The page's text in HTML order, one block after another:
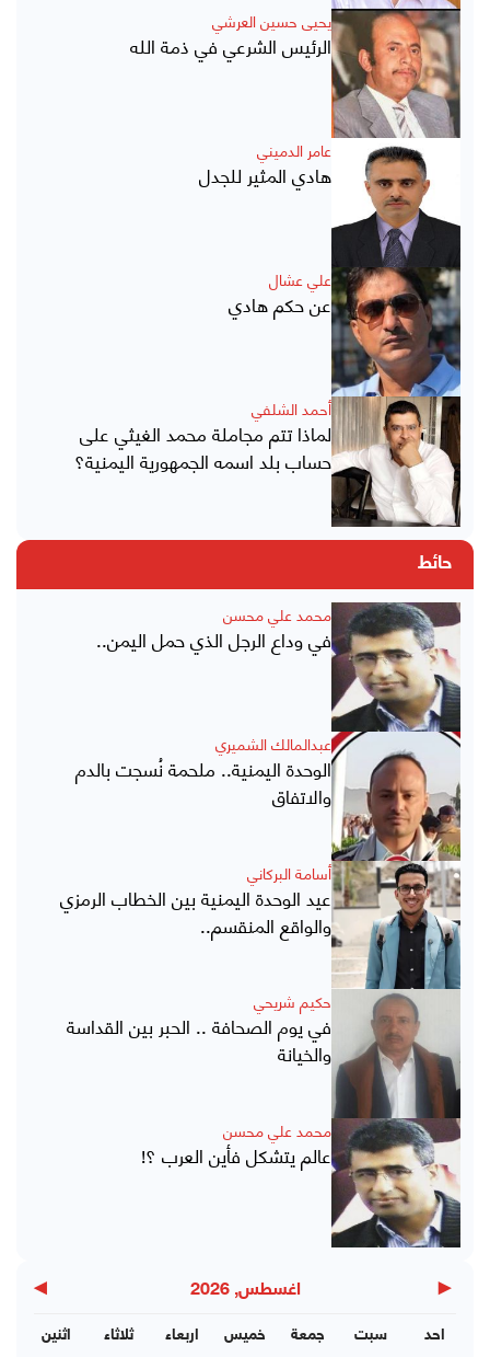
يحيى حسين العرشي
الرئيس الشرعي في ذمة الله
عامر الدميني
هادي المثير للجدل
علي عشال
عن حكم هادي
أحمد الشلفي
لماذا تتم مجاملة محمد الغيثي على
حساب بلد اسمه الجمهورية اليمنية؟
حائط
محمد علي محسن
في وداع الرجل الذي حمل اليمن..
عبدالمالك الشميري
الوحدة اليمنية.. ملحمة نُسجت بالدم
والاتفاق
أسامة البركاني
عيد الوحدة اليمنية بين الخطاب الرمزي
والواقع المنقسم..
حكيم شريحي
في يوم الصحافة .. الحبر بين القداسة
والخيانة
محمد علي محسن
عالم يتشكل فأين العرب ؟!
◀ اغسطس, 2026 ▶
اثنين ثلاثاء اربعاء خميس جمعة سبت احد